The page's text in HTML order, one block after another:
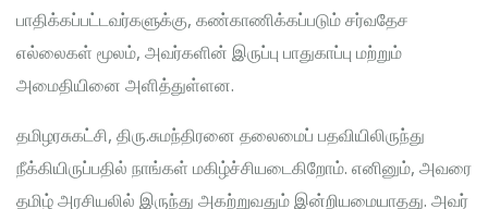
பாதிக்கப்பட்டவர்களுக்கு, கண்காணிக்கப்படும் சர்வதேச
எல்லைகள் மூலம், அவர்களின் இருப்பு பாதுகாப்பு மற்றும்
அமைதியினை அளித்துள்ளன.
தமிழரசுகட்சி, திரு.சுமந்திரனை தலைமைப் பதவியிலிருந்து
நீக்கியிருப்பதில் நாங்கள் மகிழ்ச்சியடைகிறோம். எனினும், அவரை
தமிழ் அரசியலில் இருந்து அகற்றுவதும் இன்றியமையாதது. அவர்